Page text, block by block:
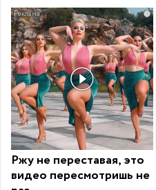
i
Ржу не переставая, это
видео пересмотришь не